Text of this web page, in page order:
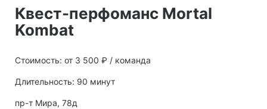
Квест-перфоманс Mortal
Kombat
Стоимость: от 3 500 ₽ / команда
Длительность: 90 минут
пр-т Мира, 78д